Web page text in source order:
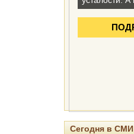
Сегодня в СМИ